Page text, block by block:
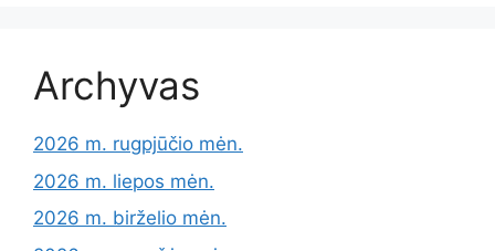
Archyvas
2026 m. rugpjūčio mėn.
2026 m. liepos mėn.
2026 m. birželio mėn.